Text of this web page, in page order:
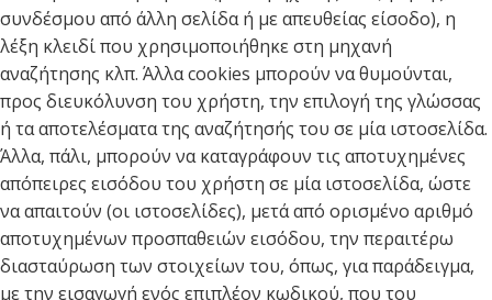
συνδέσμου από άλλη σελίδα ή με απευθείας είσοδο), η
λέξη κλειδί που χρησιμοποιήθηκε στη μηχανή
αναζήτησης κλπ. Άλλα cookies μπορούν να θυμούνται,
προς διευκόλυνση του χρήστη, την επιλογή της γλώσσας
ή τα αποτελέσματα της αναζήτησής του σε μία ιστοσελίδα.
Άλλα, πάλι, μπορούν να καταγράφουν τις αποτυχημένες
απόπειρες εισόδου του χρήστη σε μία ιστοσελίδα, ώστε
να απαιτούν (οι ιστοσελίδες), μετά από ορισμένο αριθμό
αποτυχημένων προσπαθειών εισόδου, την περαιτέρω
διασταύρωση των στοιχείων του, όπως, για παράδειγμα,
με την εισαγωγή ενός επιπλέον κωδικού, που του